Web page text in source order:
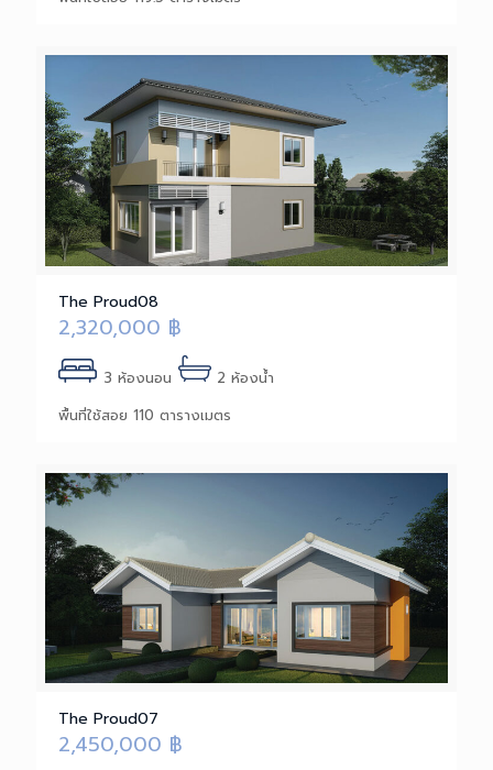
The Proud08
2,320,000 ฿
3 ห้องนอน
2 ห้องน้ำ
พื้นที่ใช้สอย 110 ตารางเมตร
The Proud07
2,450,000 ฿